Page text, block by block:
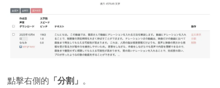
點擊右側的 「分割」 。